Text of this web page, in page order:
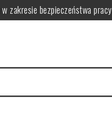
zakresie bezpieczeństwa pracy
energii